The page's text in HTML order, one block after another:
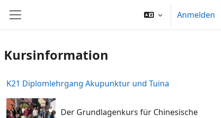
Website-Übersicht
Anmelden
Kursinformation
K21 Diplomlehrgang Akupunktur und Tuina
Der Grundlagenkurs für Chinesische